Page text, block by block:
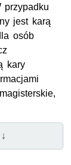
jest karą
osób
kary